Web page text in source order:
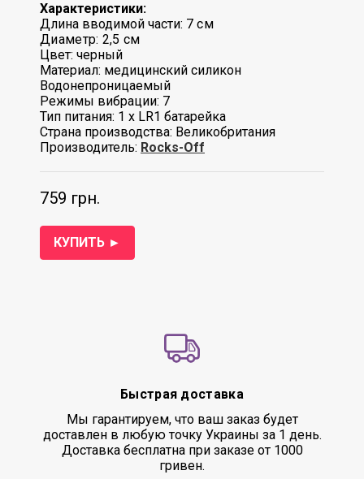
Характеристики:
Длина вводимой части: 7 см
Диаметр: 2,5 см
Цвет: черный
Материал: медицинский силикон
Водонепроницаемый
Режимы вибрации: 7
Тип питания: 1 x LR1 батарейка
Страна производства: Великобритания
Производитель: Rocks-Off
КУПИТЬ ►
759 грн.
Быстрая доставка
Мы гарантируем, что ваш заказ будет
доставлен в любую точку Украины за 1 день.
Доставка бесплатна при заказе от 1000
гривен.